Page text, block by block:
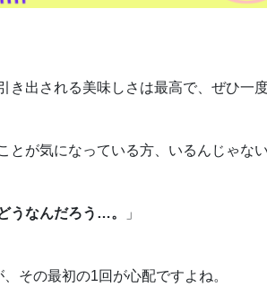
き出される美味しさは最高で、ぜひ一
とが気になっている方、いるんじゃな
うなんだろう…。 」
その最初の1回が心配ですよね。